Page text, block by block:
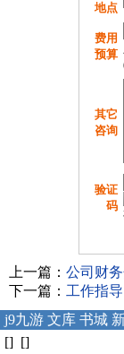
地点
费用
预算
其它
咨询
验证
码
上一篇： 公司财
下一篇： 工作指
j9九游 文库 书城
[] []